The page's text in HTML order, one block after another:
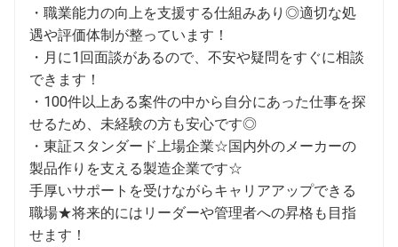
・職業能力の向上を支援する仕組みあり◎適切な処
遇や評価体制が整っています！
・月に1回面談があるので、不安や疑問をすぐに相談
できます！
・100件以上ある案件の中から自分にあった仕事を探
せるため、未経験の方も安心です◎
・東証スタンダード上場企業☆国内外のメーカーの
製品作りを支える製造企業です☆
手厚いサポートを受けながらキャリアアップできる
職場★将来的にはリーダーや管理者への昇格も目指
せます！